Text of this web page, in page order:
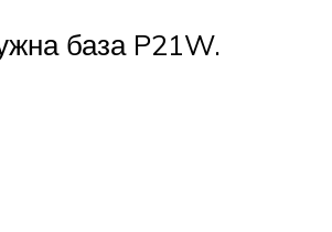
база P21W.